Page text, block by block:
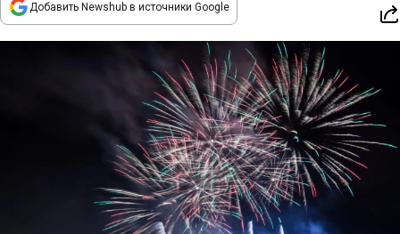
Добавить Newshub в источники Google